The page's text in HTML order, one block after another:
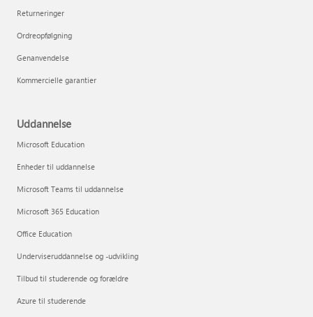
Returneringer
Ordreopfølgning
Genanvendelse
Kommercielle garantier
Uddannelse
Microsoft Education
Enheder til uddannelse
Microsoft Teams til uddannelse
Microsoft 365 Education
Office Education
Underviseruddannelse og -udvikling
Tilbud til studerende og forældre
Azure til studerende